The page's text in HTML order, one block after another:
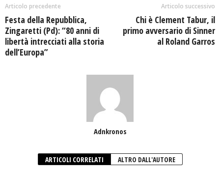
Articolo precedente
Festa della Repubblica,
Zingaretti (Pd): “80 anni di
libertà intrecciati alla storia
dell’Europa”
Articolo successivo
Chi è Clement Tabur, il
primo avversario di Sinner
al Roland Garros
Adnkronos
ARTICOLI CORRELATI ALTRO DALL'AUTORE